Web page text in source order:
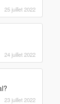
25 juillet 2022
24 juillet 2022
23 juillet 2022